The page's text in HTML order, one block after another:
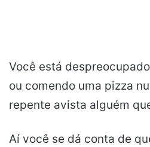
Você está
ou comendo uma pizza
repente avista alguém
Aí você se dá conta de